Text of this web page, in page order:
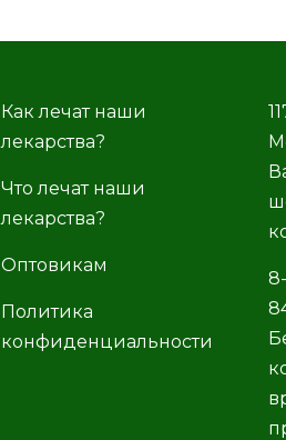
Как лечат наши
лекарства?
Что лечат наши
лекарства?
Оптовикам
Политика
конфиденциальности